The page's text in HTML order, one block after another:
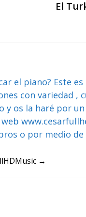
El
el piano? Este
con variedad ,
os la haré por
web
o por medio de
→